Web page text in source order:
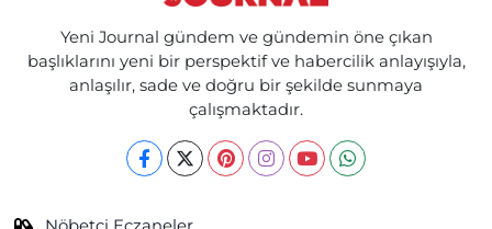
Yeni Journal gündem ve gündemin öne çıkan
başlıklarını yeni bir perspektif ve habercilik anlayışıyla,
anlaşılır, sade ve doğru bir şekilde sunmaya
çalışmaktadır.